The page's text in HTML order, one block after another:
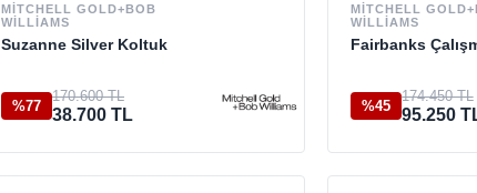
MITCHELL GOLD+BOB
WILLIAMS
Suzanne Silver Koltuk
%77
170.600 TL
38.700 TL
MITCHELL
WILLIAMS
Fairbanks
%45
174.450 TL
95.250